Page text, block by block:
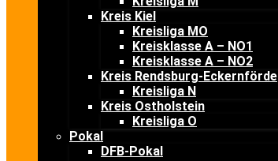
Kreis Kiel
Kreisliga MO
Kreisklasse A – NO1
Kreisklasse A – NO2
Kreis Rendsburg-Eckernförde
Kreisliga N
Kreis Ostholstein
Kreisliga O
Pokal
DFB-Pokal